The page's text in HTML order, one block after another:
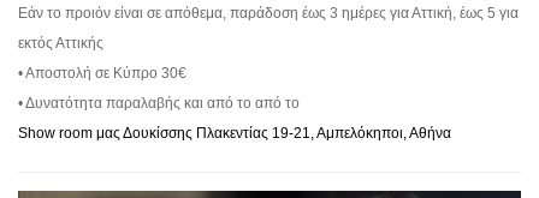
Εάν το προιόν είναι σε απόθεμα, παράδοση έως 3 ημέρες για Αττική, έως 5 για
εκτός Αττικής
• Αποστολή σε Κύπρο 30€
• Δυνατότητα παραλαβής και από το από το
Show room μας Δουκίσσης Πλακεντίας 19-21, Αμπελόκηποι, Αθήνα